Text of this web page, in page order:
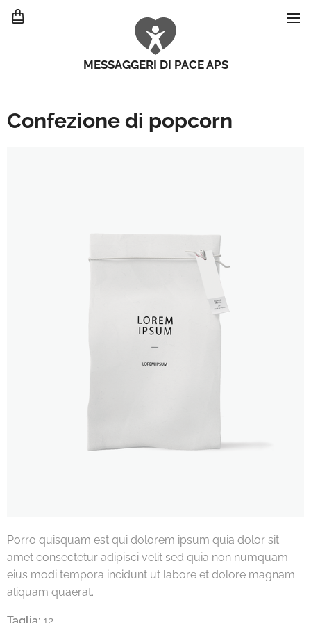
MESSAGGERI DI PACE APS
Confezione di popcorn
Porro quisquam est qui dolorem ipsum quia dolor sit
amet consectetur adipisci velit sed quia non numquam
eius modi tempora incidunt ut labore et dolore magnam
aliquam quaerat.